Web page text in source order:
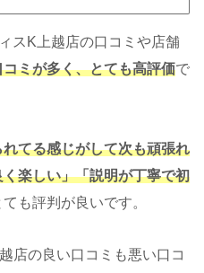
スK上越店の口コミや店舗
コミが多く、とても高評価で
てる感じがして次も頑張れ
楽しい」「説明が丁寧で初
も評判が良いです。
店の良い口コミも悪い口コ